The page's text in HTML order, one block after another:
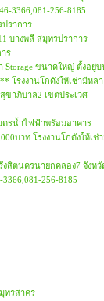
3366,081-256-8185
ปราการ
บางพลี สมุทรปราการ
ร
Storage ขนาดใหญ่ ตั้งอยู่
โรงงานโกดังให้เช่ามีหลา
ขาภิบาล2 เขตประเวศ
ตรน้ำไฟฟ้าพร้อมอาคาร
บาท โรงงานโกดังให้เช่
สิตนครนายกคลอง7 จังหวั
256-8185
ทรสาคร